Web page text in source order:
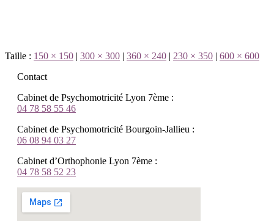
Taille : 150 × 150 | 300 × 300 | 360 × 240 | 230 × 350 | 600 × 600
Contact
Cabinet de Psychomotricité Lyon 7ème :
04 78 58 55 46
Cabinet de Psychomotricité Bourgoin-Jallieu :
06 08 94 03 27
Cabinet d’Orthophonie Lyon 7ème :
04 78 58 52 23